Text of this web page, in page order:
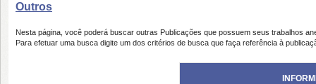
Outros
Nesta página, você poderá buscar outras Publicações que possuem seus trabalhos
Para efetuar uma busca digite um dos critérios de busca que faça referência à